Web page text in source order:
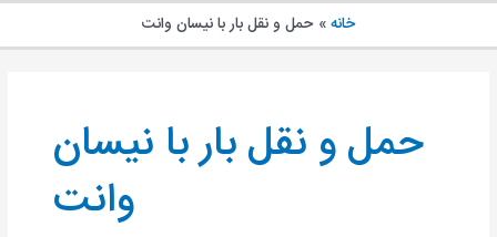
خانه حمل و نقل بار با نیسان وانت
حمل و نقل بار با نیسان
وانت